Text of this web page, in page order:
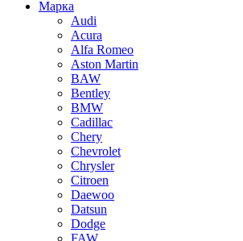
Марка
Audi
Acura
Alfa Romeo
Aston Martin
BAW
Bentley
BMW
Cadillac
Chery
Chevrolet
Chrysler
Citroen
Daewoo
Datsun
Dodge
FAW